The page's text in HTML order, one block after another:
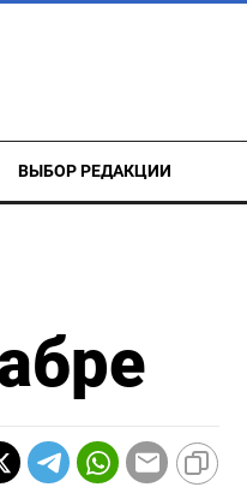
ВЫБОР РЕДАКЦИИ